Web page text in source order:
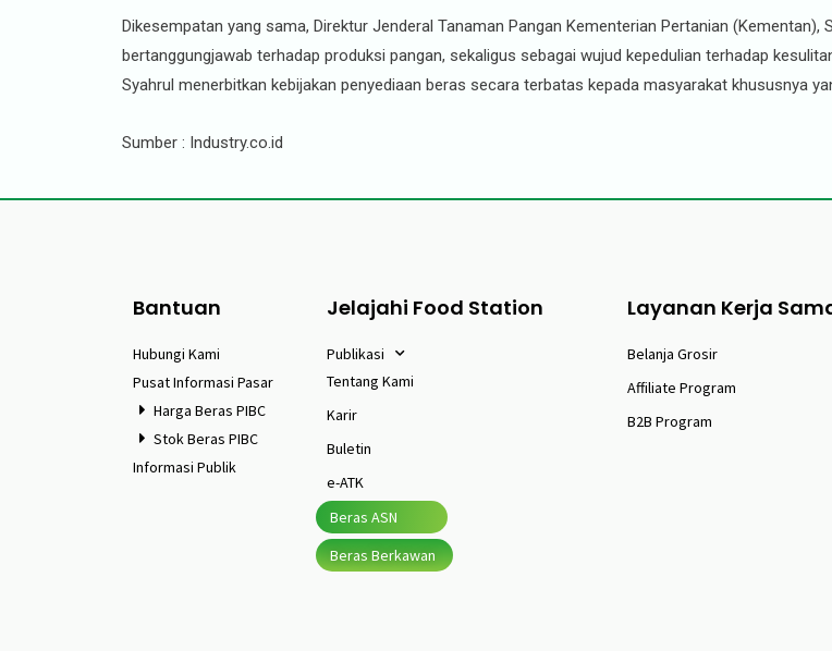
Dikesempatan yang sama, Direktur Jenderal Tanaman Pangan Kementerian Pertanian
bertanggungjawab terhadap produksi pangan, sekaligus sebagai wujud kepedulian terhadap
Syahrul menerbitkan kebijakan penyediaan beras secara terbatas kepada masyarakat khususnya
Sumber : Industry.co.id
Bantuan
Hubungi Kami
Pusat Informasi Pasar
Harga Beras PIBC
Stok Beras PIBC
Informasi Publik
Jelajahi Food Station
Publikasi
Tentang Kami
Karir
Buletin
e-ATK
Beras ASN
Beras Berkawan
Layanan Kerja
Belanja Grosir
Affiliate Program
B2B Program